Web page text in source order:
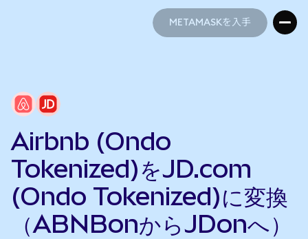
METAMASKを入手
Airbnb (Ondo
Tokenized)をJD.com
(Ondo Tokenized)に変換
（ABNBonからJDonへ）